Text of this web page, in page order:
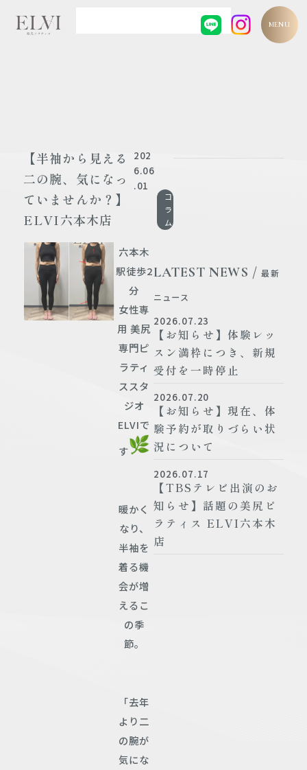
MENU
【半袖から見える
二の腕、気になっ
ていませんか？】
ELVI六本木店
202
6.06
.01
コ
ラ
ム
六本木
駅徒歩2
分
女性専
用 美尻
専門ピ
ラティ
ススタ
ジオ
ELVIで
す
暖かく
なり、
半袖を
着る機
会が増
えるこ
の季
節。
「去年
より二
の腕が
気にな
LATEST NEWS /最新
ニュース
2026.07.23
【お知らせ】体験レッ
スン満枠につき、新規
受付を一時停止
2026.07.20
【お知らせ】現在、体
験予約が取りづらい状
況について
2026.07.17
【TBSテレビ出演のお
知らせ】話題の美尻ピ
ラティス ELVI六本木
店